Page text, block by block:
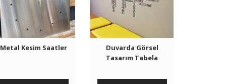
Metal Kesim Saatler
Duvarda Görsel
Tasarım Tabela